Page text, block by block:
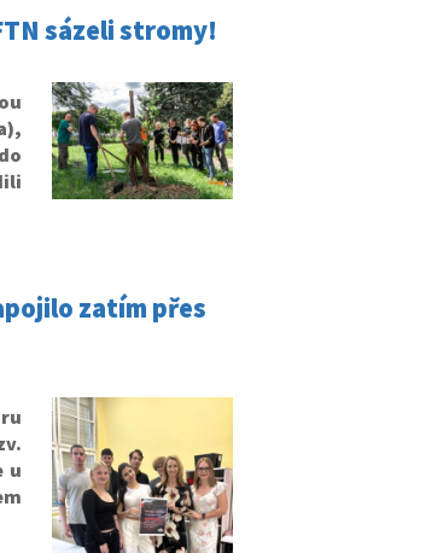
sázeli stromy!
zatím přes
u